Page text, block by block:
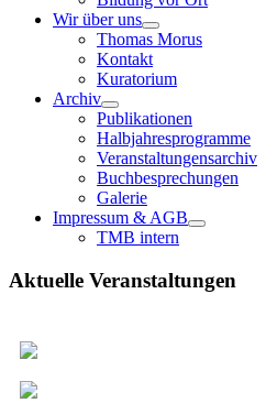
Wir über uns
Thomas Morus
Kontakt
Kuratorium
Archiv
Publikationen
Halbjahresprogramme
Veranstaltungensarchiv
Buchbesprechungen
Galerie
Impressum & AGB
TMB intern
Aktuelle Veranstaltungen